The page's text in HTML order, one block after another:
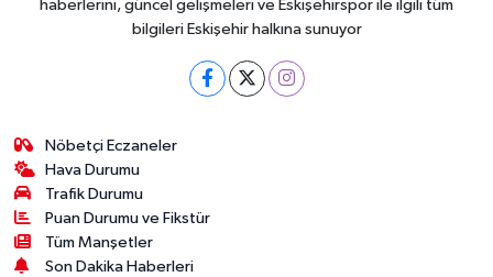
haberlerini, güncel gelişmeleri ve Eskişehirspor ile ilgili tüm
bilgileri Eskişehir halkına sunuyor
Nöbetçi Eczaneler
Hava Durumu
Trafik Durumu
Puan Durumu ve Fikstür
Tüm Manşetler
Son Dakika Haberleri